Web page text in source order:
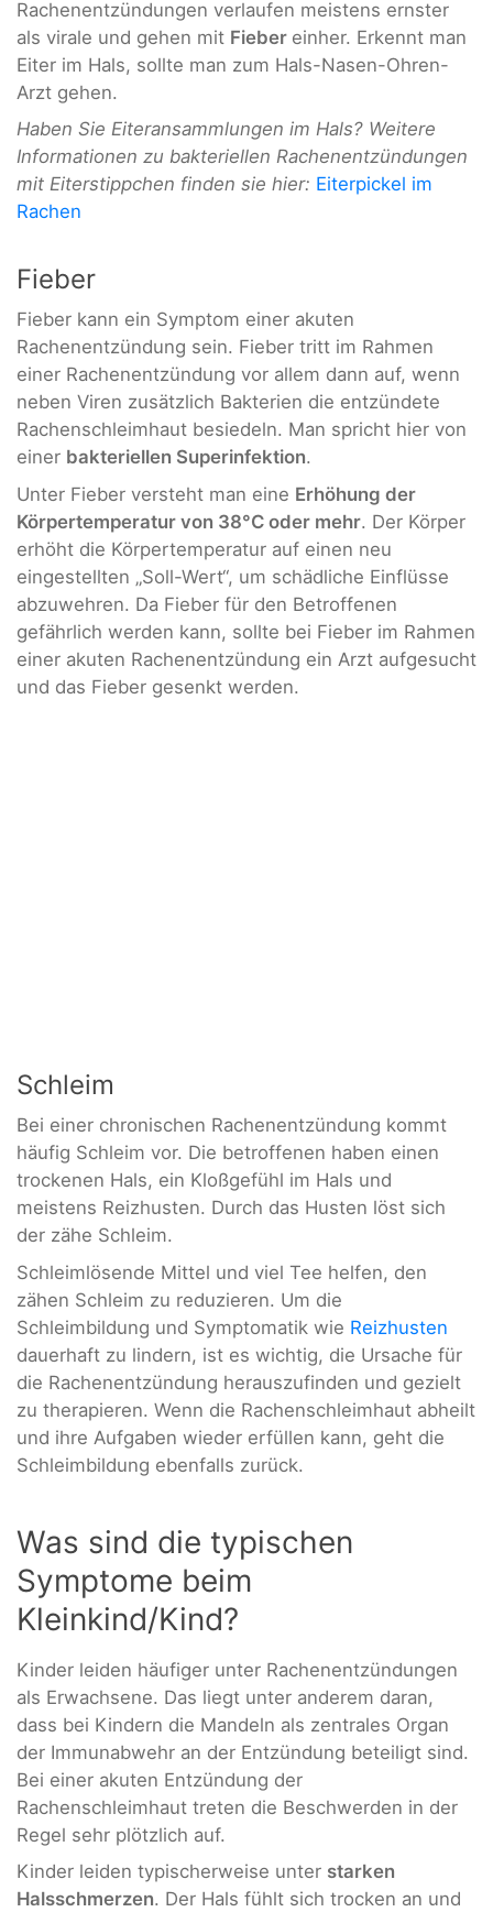
Rachenentzündungen verlaufen meistens ernster
als virale und gehen mit Fieber einher. Erkennt man
Eiter im Hals, sollte man zum Hals-Nasen-Ohren-
Arzt gehen.
Haben Sie Eiteransammlungen im Hals? Weitere
Informationen zu bakteriellen Rachenentzündungen
mit Eiterstippchen finden sie hier: Eiterpickel im
Rachen
Fieber
Fieber kann ein Symptom einer akuten
Rachenentzündung sein. Fieber tritt im Rahmen
einer Rachenentzündung vor allem dann auf, wenn
neben Viren zusätzlich Bakterien die entzündete
Rachenschleimhaut besiedeln. Man spricht hier von
einer bakteriellen Superinfektion.
Unter Fieber versteht man eine Erhöhung der
Körpertemperatur von 38°C oder mehr. Der Körper
erhöht die Körpertemperatur auf einen neu
eingestellten „Soll-Wert“, um schädliche Einflüsse
abzuwehren. Da Fieber für den Betroffenen
gefährlich werden kann, sollte bei Fieber im Rahmen
einer akuten Rachenentzündung ein Arzt aufgesucht
und das Fieber gesenkt werden.
Schleim
Bei einer chronischen Rachenentzündung kommt
häufig Schleim vor. Die betroffenen haben einen
trockenen Hals, ein Kloßgefühl im Hals und
meistens Reizhusten. Durch das Husten löst sich
der zähe Schleim.
Schleimlösende Mittel und viel Tee helfen, den
zähen Schleim zu reduzieren. Um die
Schleimbildung und Symptomatik wie Reizhusten
dauerhaft zu lindern, ist es wichtig, die Ursache für
die Rachenentzündung herauszufinden und gezielt
zu therapieren. Wenn die Rachenschleimhaut abheilt
und ihre Aufgaben wieder erfüllen kann, geht die
Schleimbildung ebenfalls zurück.
Was sind die typischen
Symptome beim
Kleinkind/Kind?
Kinder leiden häufiger unter Rachenentzündungen
als Erwachsene. Das liegt unter anderem daran,
dass bei Kindern die Mandeln als zentrales Organ
der Immunabwehr an der Entzündung beteiligt sind.
Bei einer akuten Entzündung der
Rachenschleimhaut treten die Beschwerden in der
Regel sehr plötzlich auf.
Kinder leiden typischerweise unter starken
Halsschmerzen. Der Hals fühlt sich trocken an und